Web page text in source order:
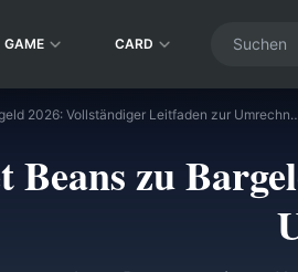
GAME CARD
Chamet Beans zu Bargeld 2026:
Beans zu